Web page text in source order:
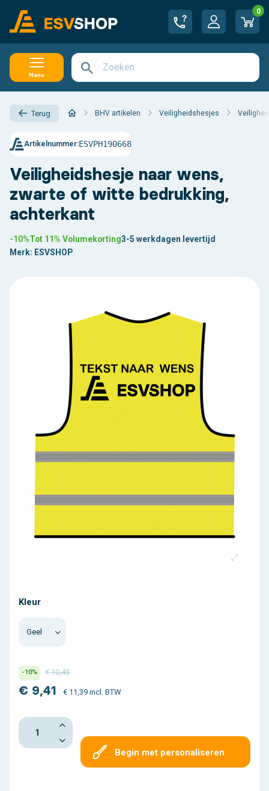
0
Menu
Terug BHV artikelen Veiligheidshesjes
Veiligheidshesje naar wens,
zwarte of witte bedrukking,
achterkant
Artikelnummer:ESVPH190668
-10%Tot 11% Volumekorting3-5 werkdagen levertijd
Merk: ESVSHOP
Kleur
-10% € 10,45
€ 9,41 € 11,39 incl. BTW
Begin met personaliseren